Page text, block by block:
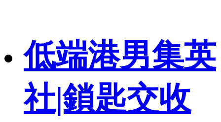
低端港男集英
社|鎖匙交收